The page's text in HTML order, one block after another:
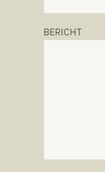
BERICHT